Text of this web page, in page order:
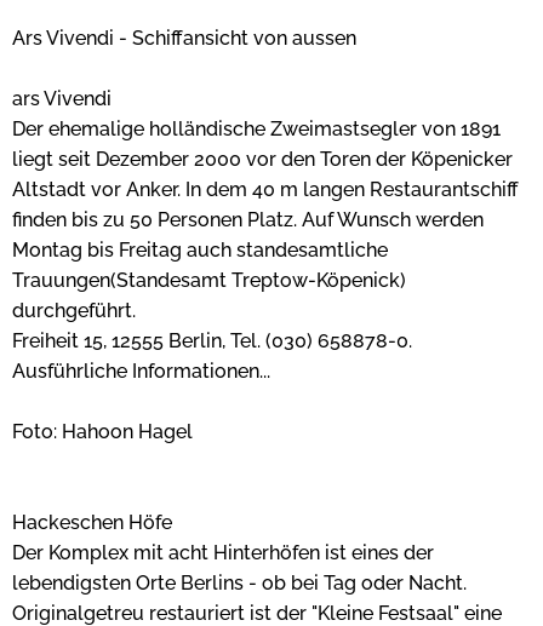
Ars Vivendi - Schiffansicht von aussen
ars Vivendi
Der ehemalige holländische Zweimastsegler von 1891
liegt seit Dezember 2000 vor den Toren der Köpenicker
Altstadt vor Anker. In dem 40 m langen Restaurantschiff
finden bis zu 50 Personen Platz. Auf Wunsch werden
Montag bis Freitag auch standesamtliche
Trauungen(Standesamt Treptow-Köpenick)
durchgeführt.
Freiheit 15, 12555 Berlin, Tel. (030) 658878-0.
Ausführliche Informationen...
Foto: Hahoon Hagel
Hackeschen Höfe
Der Komplex mit acht Hinterhöfen ist eines der
lebendigsten Orte Berlins - ob bei Tag oder Nacht.
Originalgetreu restauriert ist der "Kleine Festsaal" eine